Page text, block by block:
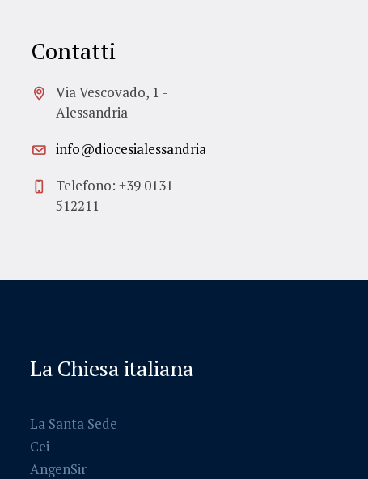
Contatti
Via Vescovado, 1 -
Alessandria
info@diocesialessandria.it
Telefono: +39 0131
512211
La Chiesa italiana
La Santa Sede
Cei
AngenSir